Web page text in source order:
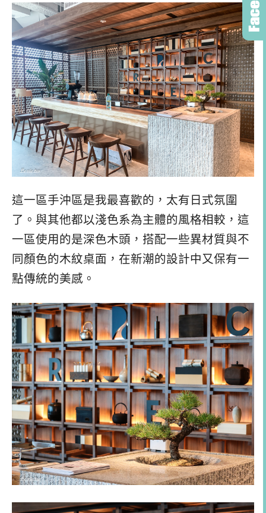
這一區手沖區是我最喜歡的，太有日式氛圍
了。與其他都以淺色系為主體的風格相較，這
一區使用的是深色木頭，搭配一些異材質與不
同顏色的木紋桌面，在新潮的設計中又保有一
點傳統的美感。